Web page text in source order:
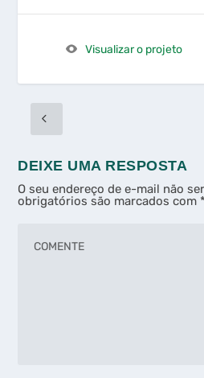
Visualizar o projeto
DEIXE UMA RESPOSTA
O seu endereço de e-mail não
obrigatórios são marcados com *